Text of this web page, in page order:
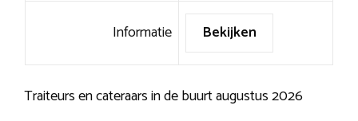
Informatie Bekijken
Traiteurs en cateraars in de buurt augustus 2026